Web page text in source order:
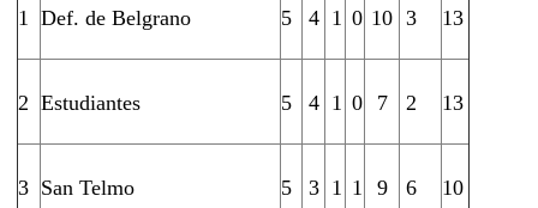
1 Def. de Belgrano 5 4 1 0 10 3 13
2 Estudiantes 5 4 1 0 7 2 13
3 San Telmo 5 3 1 1 9 6 10